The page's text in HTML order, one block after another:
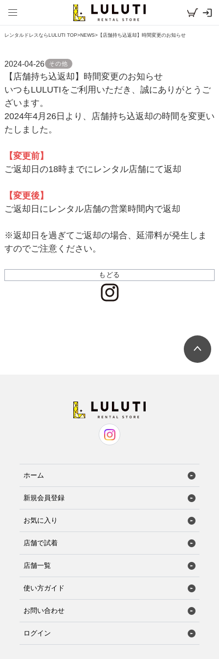
レンタルドレスならLULUTI TOP>NEWS>【店舗持ち込返却】時間変更のお知らせ
2024-04-26 その他
【店舗持ち込返却】時間変更のお知らせ
いつもLULUTIをご利用いただき、誠にありがとうご
ざいます。
2024年4月26日より、店舗持ち込返却の時間を変更い
たしました。
【変更前】
ご返却日の18時までにレンタル店舗にて返却
【変更後】
ご返却日にレンタル店舗の営業時間内で返却
※返却日を過ぎてご返却の場合、延滞料が発生しま
すのでご注意ください。
もどる
ホーム
新規会員登録
お気に入り
店舗で試着
店舗一覧
使い方ガイド
お問い合わせ
ログイン